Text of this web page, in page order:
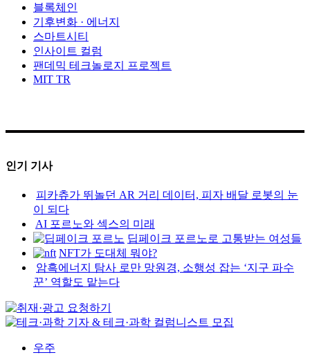
블록체인
기후변화 · 에너지
스마트시티
인사이트 컬럼
팬데믹 테크놀로지 프로젝트
MIT TR
인기 기사
피카츄가 뛰놀던 AR 거리 데이터, 피자 배달 로봇의 눈
이 되다
AI 포르노와 섹스의 미래
딥페이크 포르노로 고통받는 여성들
NFT가 도대체 뭐야?
암흑에너지 탐사 로만 망원경, 소행성 잡는 ‘지구 파수
꾼’ 역할도 맡는다
우주